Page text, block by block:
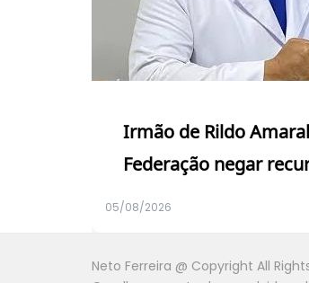
Irmão de Rildo
Federação negar
05/08/2026
Neto Ferreira @ Copyright All